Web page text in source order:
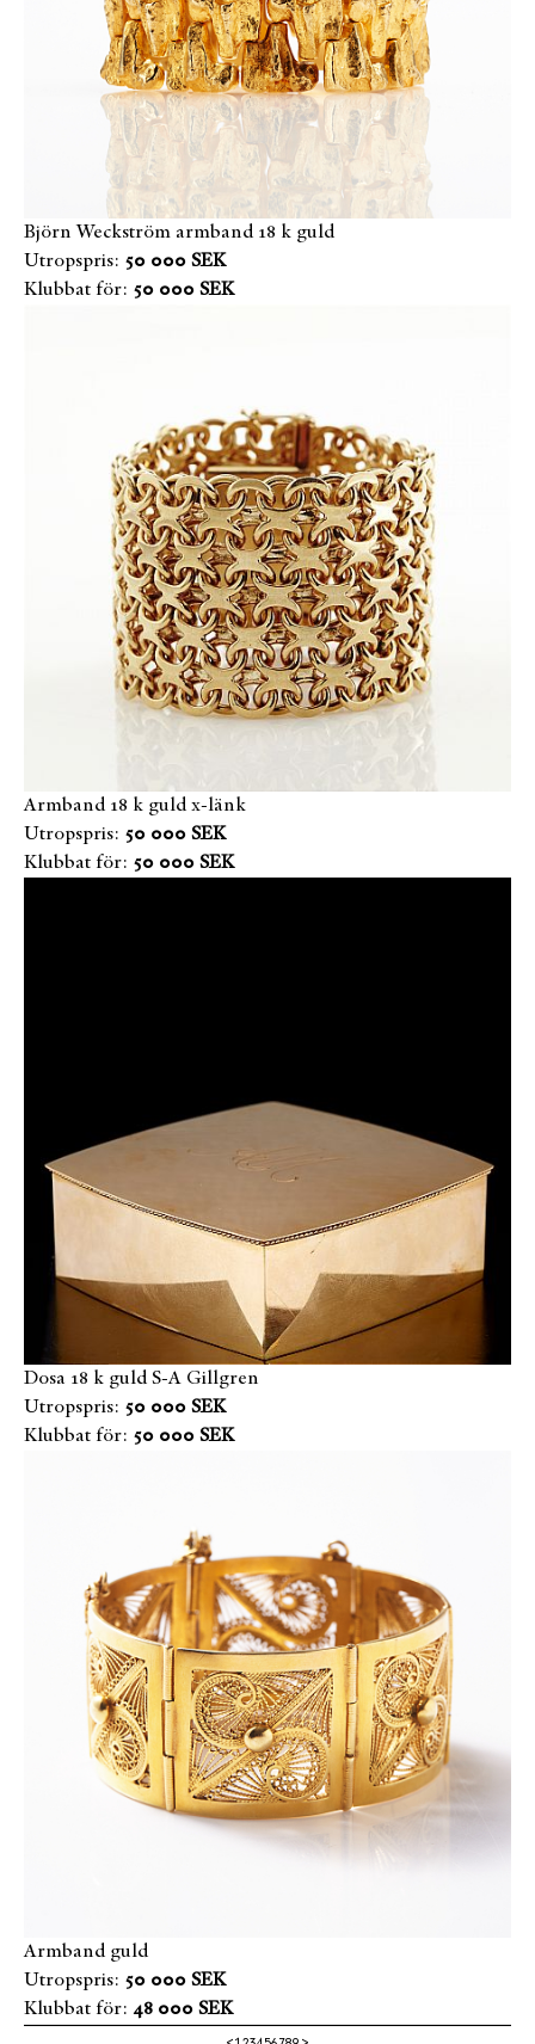
Björn Weckström armband 18 k guld
Utropspris: 50 000 SEK
Klubbat för: 50 000 SEK
Armband 18 k guld x-länk
Utropspris: 50 000 SEK
Klubbat för: 50 000 SEK
Dosa 18 k guld S-A Gillgren
Utropspris: 50 000 SEK
Klubbat för: 50 000 SEK
Armband guld
Utropspris: 50 000 SEK
Klubbat för: 48 000 SEK